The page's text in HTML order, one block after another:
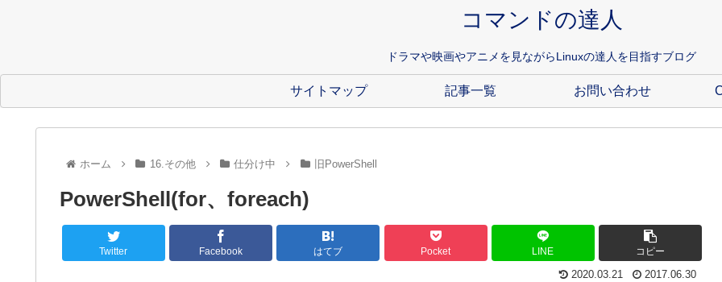
コマンドの達人
ドラマや映画やアニメを見ながらLinuxの達人を目指すブログ
サイトマップ 記事一覧 お問い合わせ
ホーム 16.その他 仕分け中 旧PowerShell
PowerShell(for、foreach)
Twitter Facebook はてブ Pocket LINE コピー
2020.03.21 2017.06.30